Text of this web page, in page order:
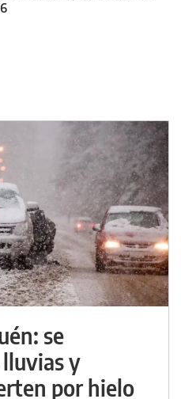
se
y
por hielo